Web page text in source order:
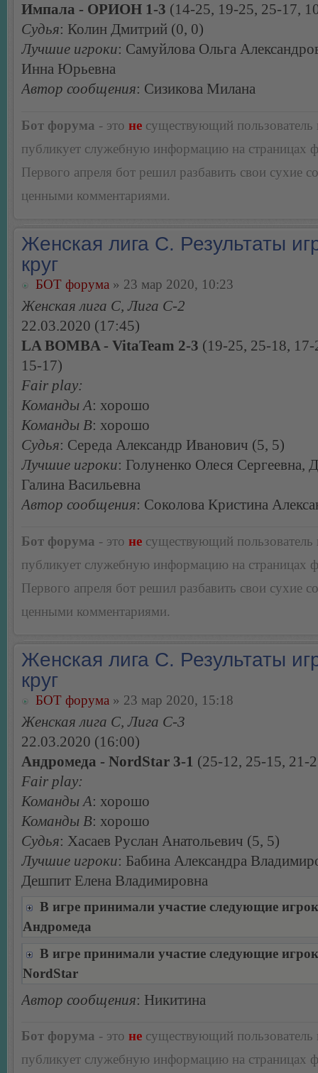
Импала - ОРИОН 1-3 (14-25, 19-25, 25-17,
Судья: Колин Дмитрий (0, 0)
Лучшие игроки: Самуйлова Ольга
Инна Юрьевна
Автор сообщения: Сизикова Милана
Бот форума - это не существующий пользователь
публикует служебную информацию на страницах
Первого апреля бот решил разбавить свои сухие
ценными комментариями.
Женская лига С. Результаты
круг
БОТ форума » 23 мар 2020, 10:23
Женская лига С, Лига С-2
22.03.2020 (17:45)
LA BOMBA - VitaTeam 2-3 (19-25, 25-18,
15-17)
Fair play:
Команды А: хорошо
Команды В: хорошо
Судья: Середа Александр Иванович (5, 5)
Лучшие игроки: Голуненко Олеся Сергеевна,
Галина Васильевна
Автор сообщения: Соколова Кристина
Бот форума - это не существующий пользователь
публикует служебную информацию на страницах
Первого апреля бот решил разбавить свои сухие
ценными комментариями.
Женская лига С. Результаты
круг
БОТ форума » 23 мар 2020, 15:18
Женская лига С, Лига С-3
22.03.2020 (16:00)
Андромеда - NordStar 3-1 (25-12, 25-15, 21-
Fair play:
Команды А: хорошо
Команды В: хорошо
Судья: Хасаев Руслан Анатольевич (5, 5)
Лучшие игроки: Бабина Александра
Дешпит Елена Владимировна
В игре принимали участие следующие
Андромеда
В игре принимали участие следующие
NordStar
Автор сообщения: Никитина
Бот форума - это не существующий пользователь
публикует служебную информацию на страницах